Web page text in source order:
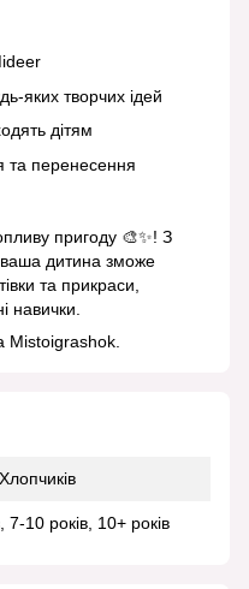
творчих ідей
дітям
та перенесення
пригоду 🎨✨! З
дитина зможе
та прикраси,
навички.
Mistoigrashok.
10 років, 10+ років